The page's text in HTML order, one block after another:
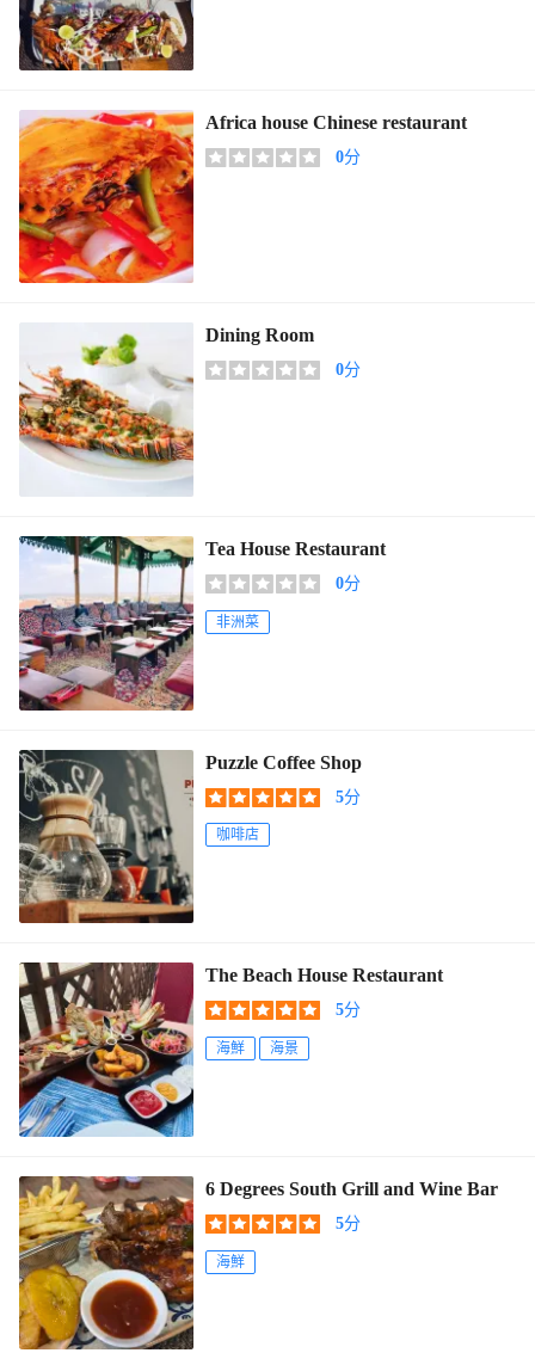
Africa house Chinese restaurant
0分
Dining Room
0分
Tea House Restaurant
0分
非洲菜
Puzzle Coffee Shop
5分
咖啡店
The Beach House Restaurant
5分
海鮮 海景
6 Degrees South Grill and Wine Bar
5分
海鮮